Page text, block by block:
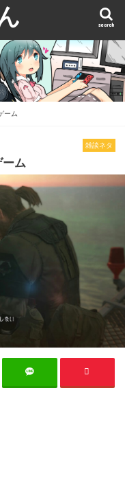
search
ーム
雑談ネタ
ム